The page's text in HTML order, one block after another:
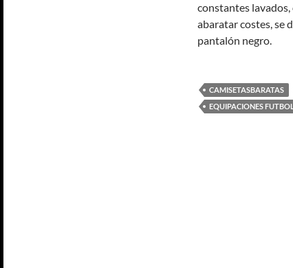
constantes
abaratar costes, se
pantalón negro.
CAMISETASBARATAS
EQUIPACIONES